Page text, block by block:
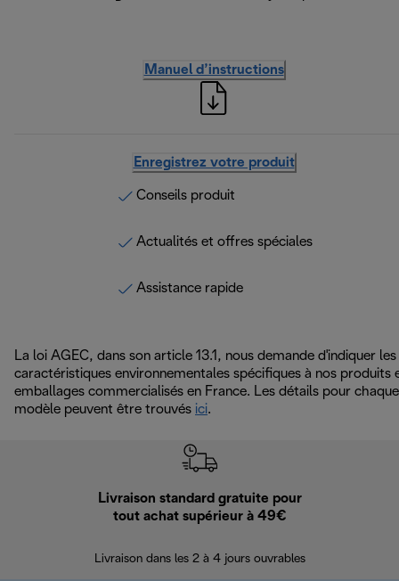
Manuel d’instructions
Enregistrez votre produit
Conseils produit
Actualités et offres spéciales
Assistance rapide
La loi AGEC, dans son article 13.1, nous demande d'indiquer les
caractéristiques environnementales spécifiques à nos produits
emballages commercialisés en France. Les détails pour chaque
modèle peuvent être trouvés ici.
Livraison standard gratuite pour
tout achat supérieur à 49€
Livraison dans les 2 à 4 jours ouvrables